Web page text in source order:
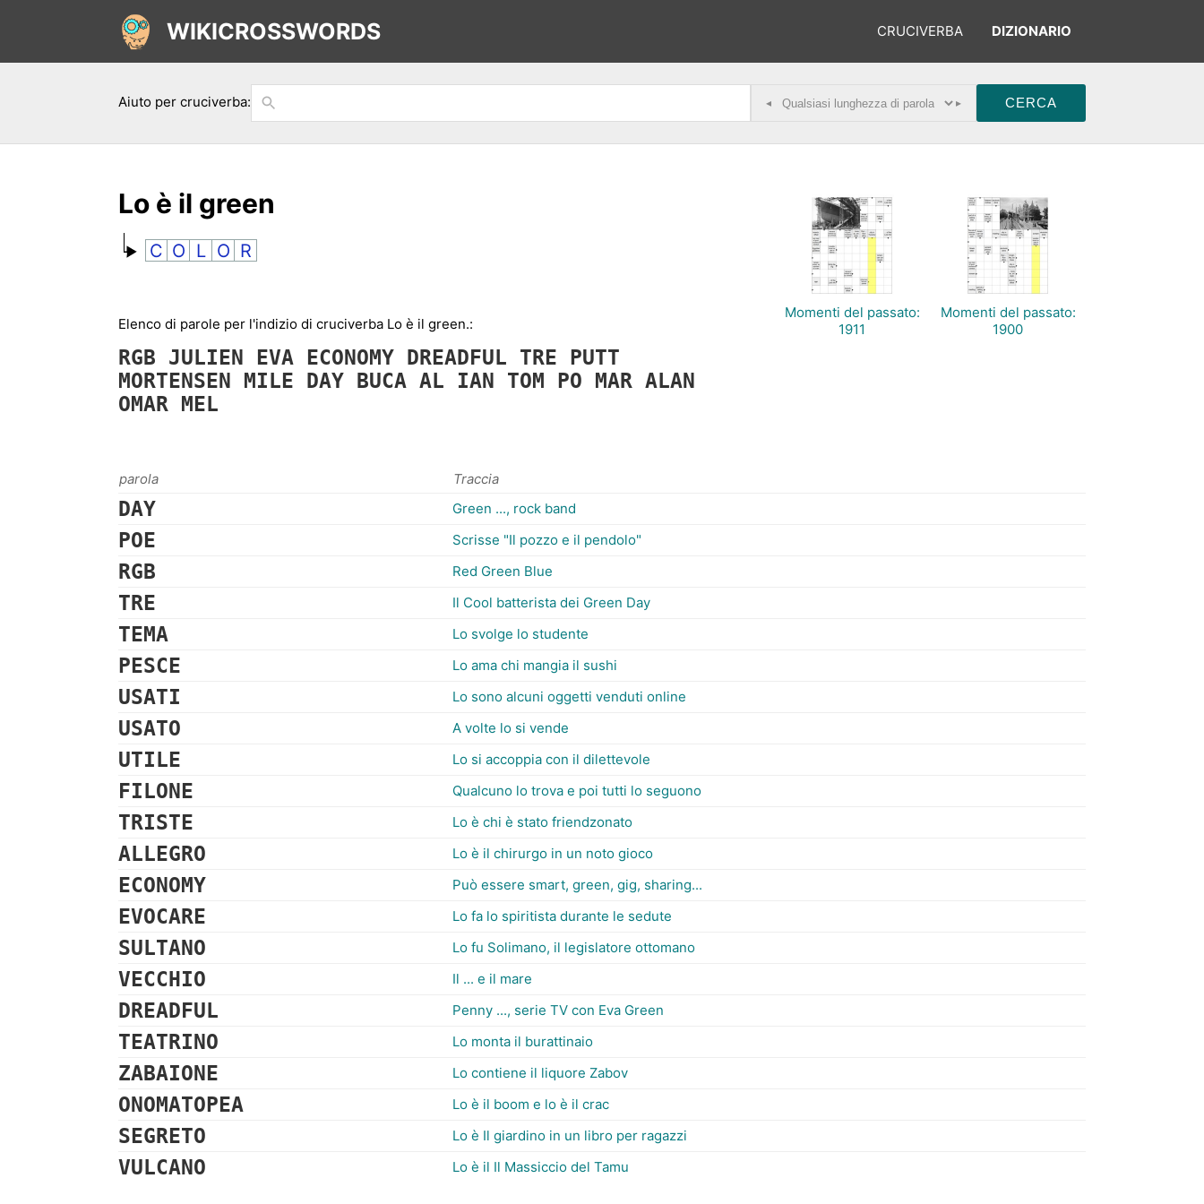
WIKICROSSWORDS CRUCIVERBA DIZIONARIO
Aiuto per cruciverba: ◂ ▸
Lo è il green
C O L O R
Elenco di parole per l'indizio di cruciverba Lo è il green.:
RGB JULIEN EVA ECONOMY DREADFUL TRE PUTT
MORTENSEN MILE DAY BUCA AL IAN TOM PO MAR ALAN
OMAR MEL
Momenti del passato:
1911
Momenti del passato:
1900
parola Traccia
DAY Green ..., rock band
POE Scrisse "Il pozzo e il pendolo"
RGB Red Green Blue
TRE Il Cool batterista dei Green Day
TEMA Lo svolge lo studente
PESCE Lo ama chi mangia il sushi
USATI Lo sono alcuni oggetti venduti online
USATO A volte lo si vende
UTILE Lo si accoppia con il dilettevole
FILONE Qualcuno lo trova e poi tutti lo seguono
TRISTE Lo è chi è stato friendzonato
ALLEGRO Lo è il chirurgo in un noto gioco
ECONOMY Può essere smart, green, gig, sharing...
EVOCARE Lo fa lo spiritista durante le sedute
SULTANO Lo fu Solimano, il legislatore ottomano
VECCHIO Il ... e il mare
DREADFUL Penny ..., serie TV con Eva Green
TEATRINO Lo monta il burattinaio
ZABAIONE Lo contiene il liquore Zabov
ONOMATOPEA Lo è il boom e lo è il crac
SEGRETO Lo è Il giardino in un libro per ragazzi
VULCANO Lo è il Il Massiccio del Tamu